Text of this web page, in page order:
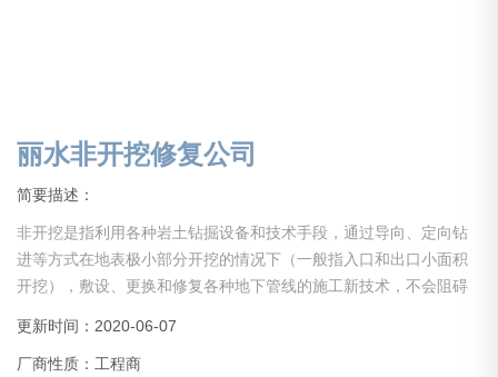
丽水非开挖修复公司
简要描述：
非开挖是指利用各种岩土钻掘设备和技术手段，通过导向、定向钻
进等方式在地表极小部分开挖的情况下（一般指入口和出口小面积
开挖），敷设、更换和修复各种地下管线的施工新技术，不会阻碍
活和工作秩序，解决了传统开挖施工对居民生活的干扰，对交通，
环境，周边建筑物基础的破坏和不良影响，因此具有较高的社会经
更新时间：2020-06-07
厂商性质：工程商